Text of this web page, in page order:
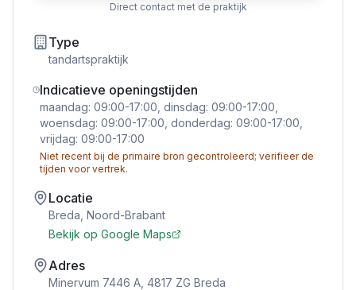
Direct contact met de praktijk
Type
tandartspraktijk
Indicatieve openingstijden
maandag: 09:00-17:00, dinsdag: 09:00-17:00,
woensdag: 09:00-17:00, donderdag: 09:00-17:00,
vrijdag: 09:00-17:00
Niet recent bij de primaire bron gecontroleerd; verifieer de
tijden voor vertrek.
Locatie
Breda Noord-Brabant
Bekijk op Google Maps
Adres
Minervum 7446 A, 4817 ZG Breda